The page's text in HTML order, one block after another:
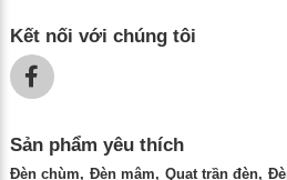
Kết nối với chúng tôi
Sản phẩm yêu thích
Đèn chùm Đèn mâm Quạt trần đèn